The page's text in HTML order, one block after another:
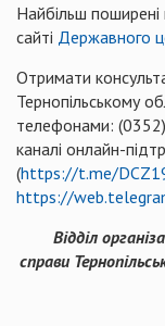
Найбільш
сайті Державного
Отримати
Тернопільському
телефонами:
каналі онлайн-
(https://t.me/
https://
Відділ
справи